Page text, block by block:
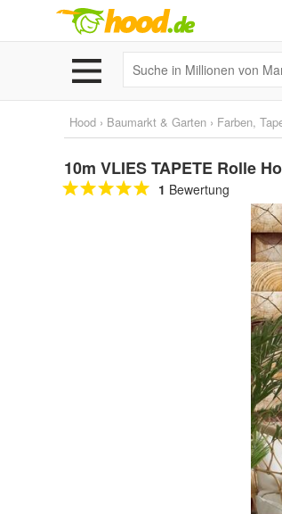
Hood › Baumarkt & Garten › Farben,
10m VLIES TAPETE Rolle
1 Bewertung